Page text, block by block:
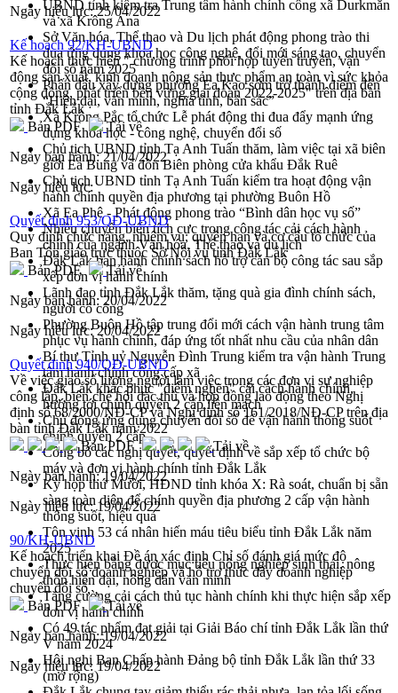
UBND tỉnh kiểm tra Trung tâm hành chính công xã Durkmăn
và xã Krông Ana
Sở Văn hóa, Thể thao và Du lịch phát động phong trào thi
đua ứng dụng khoa học công nghệ, đổi mới sáng tạo, chuyển
đổi số năm 2025
Phấn đấu xây dựng phường Ea Kao sớm trở thành điểm đến
“Hiện đại, văn minh, nghĩa tình, bản sắc”
Xã Krông Pắc tổ chức Lễ phát động thi đua đẩy mạnh ứng
dụng khoa học - công nghệ, chuyển đổi số
Chủ tịch UBND tỉnh Tạ Anh Tuấn thăm, làm việc tại xã biên
giới Ea Bung và đồn Biên phòng cửa khẩu Đắk Ruê
Chủ tịch UBND tỉnh Tạ Anh Tuấn kiểm tra hoạt động vận
hành chính quyền địa phương tại phường Buôn Hồ
Xã Ea Phê - Phát động phong trào “Bình dân học vụ số”
Nhiều chuyển biến tích cực trong công tác cải cách hành
chính của ngành Văn hóa, Thể thao và du lịch
Đắk Lắk ban hành chính sách hỗ trợ cán bộ công tác sau sắp
xếp đơn vị hành chính
Lãnh đạo tỉnh Đắk Lắk thăm, tặng quà gia đình chính sách,
người có công
Phường Buôn Hồ tập trung đổi mới cách vận hành trung tâm
phục vụ hành chính, đáp ứng tốt nhất nhu cầu của nhân dân
Bí thư Tỉnh uỷ Nguyễn Đình Trung kiểm tra vận hành Trung
tâm hành chính công cấp xã
Đắk Lắk khắc phục "điểm nghẽn" cải cách hành chính,
hướng tới chính quyền 2 cấp liền mạch
Chủ động ứng dụng chuyển đổi số để vận hành thông suốt
chính quyền 2 cấp
Công bố các nghị quyết, quyết định về sắp xếp tổ chức bộ
máy và đơn vị hành chính tỉnh Đắk Lắk
Kỳ họp thứ Mười, HĐND tỉnh khóa X: Rà soát, chuẩn bị sẵn
sàng toàn diện để chính quyền địa phương 2 cấp vận hành
thông suốt, hiệu quả
Tôn vinh 53 cá nhân hiến máu tiêu biểu tỉnh Đắk Lắk năm
2025
Thực hiện bằng được mục tiêu nông nghiệp sinh thái, nông
thôn hiện đại, nông dân văn minh
Tăng cường cải cách thủ tục hành chính khi thực hiện sắp xếp
đơn vị hành chính
Có 49 tác phẩm đạt giải tại Giải Báo chí tỉnh Đắk Lắk lần thứ
V năm 2024
Hội nghị Ban Chấp hành Đảng bộ tỉnh Đắk Lắk lần thứ 33
(mở rộng)
Ngày hiệu lực:25/04/2022
Kế hoạch 92/KH-UBND
Kế hoạch thực hiện " chương trình phối hợp tuyên truyền, vận
động sản xuất, kinh doanh nông sản thực phẩm an toàn vì sức khỏa
cộng đồng, phát triển bền vững giai đoạn 2022-2025" trên địa bàn
tỉnh Đắk Lắk
Bản PDF
Tải về
Ngày ban hành:21/04/2022
Ngày hiệu lực:
Quyết định 953/QĐ-UBND
Quy định chức năng, nhiệm vụ, quyền hạn và cơ cấu tổ chức của
Ban Tôn giáo trực thuộc Sở Nội vụ tỉnh Đắk Lắk
Bản PDF
Tải về
Ngày ban hành:20/04/2022
Ngày hiệu lực:20/04/2022
Quyết định 940/QĐ-UBND
Về việc giao số lượng người làm việc trong các đơn vị sự nghiệp
công lập, biên chế hội đặc thù và hợp đồng lao động theo Nghị
định số 68/2000/NĐ-CP và Nghị định số 161/2018/NĐ-CP trên địa
bàn tỉnh Đắk Lắk năm 2022
Bản PDF
Tải về
Ngày ban hành:19/04/2022
Ngày hiệu lực:19/04/2022
90/KH-UBND
Kế hoạch triển khai Đề án xác định Chỉ số đánh giá mức độ
chuyển đổi số doanh nghiệp và hỗ trợ thúc đẩy doanh nghiệp
chuyển đổi số
Bản PDF
Tải về
Ngày ban hành:19/04/2022
Ngày hiệu lực:19/04/2022